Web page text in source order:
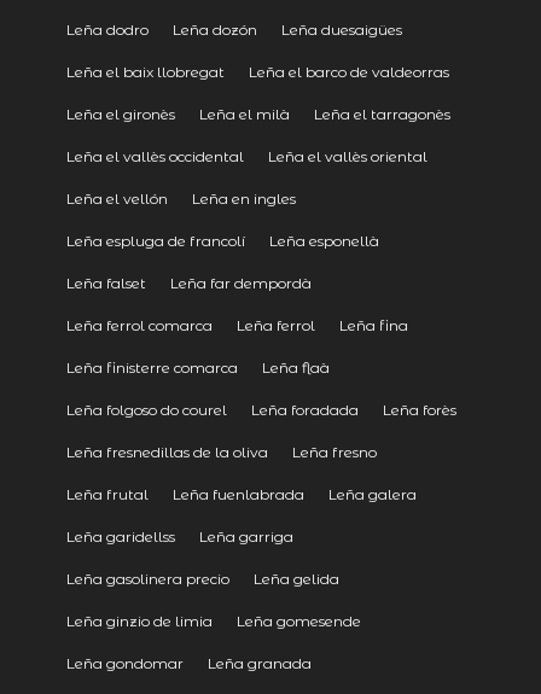
Leña dodro Leña dozón Leña duesaigües
Leña el baix llobregat Leña el barco de valdeorras
Leña el gironès Leña el milà Leña el tarragonès
Leña el vallès occidental Leña el vallès oriental
Leña el vellón Leña en ingles
Leña espluga de francolí Leña esponellà
Leña falset Leña far dempordà
Leña ferrol comarca Leña ferrol Leña fina
Leña finisterre comarca Leña flaà
Leña folgoso do courel Leña foradada Leña forès
Leña fresnedillas de la oliva Leña fresno
Leña frutal Leña fuenlabrada Leña galera
Leña garidellss Leña garriga
Leña gasolinera precio Leña gelida
Leña ginzio de limia Leña gomesende
Leña gondomar Leña granada